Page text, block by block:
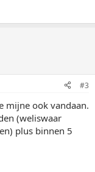
#3
mijne ook vandaan.
(weliswaar
plus binnen 5